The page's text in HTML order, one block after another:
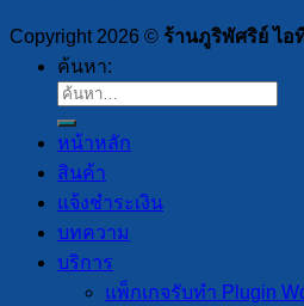
Copyright 2026 © ร้านภูริพัศริย์ ไอ
ค้นหา:
หน้าหลัก
สินค้า
แจ้งชำระเงิน
บทความ
บริการ
แพ็กเกจรับทำ Plugin